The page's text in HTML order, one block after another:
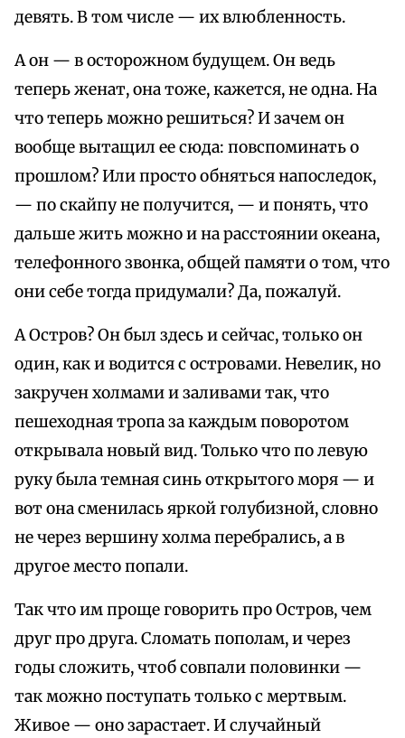
девять. В том числе — их влюбленность.
А он — в осторожном будущем. Он ведь
теперь женат, она тоже, кажется, не одна. На
что теперь можно решиться? И зачем он
вообще вытащил ее сюда: повспоминать о
прошлом? Или просто обняться напоследок,
— по скайпу не получится, — и понять, что
дальше жить можно и на расстоянии океана,
телефонного звонка, общей памяти о том, что
они себе тогда придумали? Да, пожалуй.
А Остров? Он был здесь и сейчас, только он
один, как и водится с островами. Невелик, но
закручен холмами и заливами так, что
пешеходная тропа за каждым поворотом
открывала новый вид. Только что по левую
руку была темная синь открытого моря — и
вот она сменилась яркой голубизной, словно
не через вершину холма перебрались, а в
другое место попали.
Так что им проще говорить про Остров, чем
друг про друга. Сломать пополам, и через
годы сложить, чтоб совпали половинки —
так можно поступать только с мертвым.
Живое — оно зарастает. И случайный